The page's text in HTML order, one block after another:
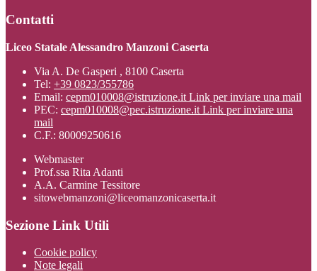
Contatti
Liceo Statale Alessandro Manzoni Caserta
Via A. De Gasperi , 8100 Caserta
Tel: +39 0823/355786
Email: cepm010008@istruzione.it Link per inviare una mail
PEC: cepm010008@pec.istruzione.it Link per inviare una
mail
C.F.: 80009250616
Webmaster
Prof.ssa Rita Adanti
A.A. Carmine Tessitore
sitowebmanzoni@liceomanzonicaserta.it
Sezione Link Utili
Cookie policy
Note legali